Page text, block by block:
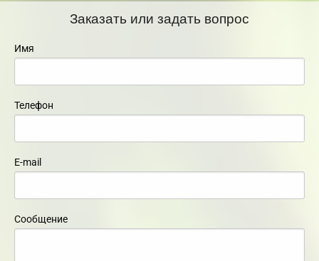
Заказать или задать вопрос
Имя
Телефон
E-mail
Сообщение